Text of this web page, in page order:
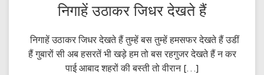
निगाहें उठाकर जिधर देखते हैं
निगाहें उठाकर जिधर देखते हैं तुम्हें बस तुम्हें हमसफर देखते हैं उडीं
हैं गुबारों सी अब हसरतें भी खड़े हम तो बस रहगुजर देखते हैं न कर
पाई आबाद शहरों की बस्ती तो वीरान […]